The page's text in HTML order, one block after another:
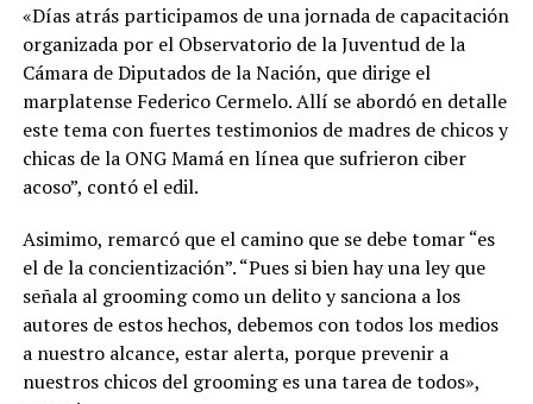
«Días atrás participamos de una jornada de capacitación
organizada por el Observatorio de la Juventud de la
Cámara de Diputados de la Nación, que dirige el
marplatense Federico Cermelo. Allí se abordó en detalle
este tema con fuertes testimonios de madres de chicos y
chicas de la ONG Mamá en línea que sufrieron ciber
acoso”, contó el edil.
Asimimo, remarcó que el camino que se debe tomar “es
el de la concientización”. “Pues si bien hay una ley que
señala al grooming como un delito y sanciona a los
autores de estos hechos, debemos con todos los medios
a nuestro alcance, estar alerta, porque prevenir a
nuestros chicos del grooming es una tarea de todos»,